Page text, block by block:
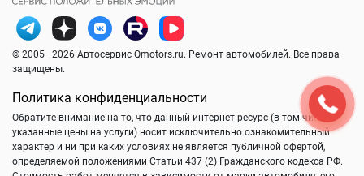
© 2005—2026 Автосервис Qmotors.ru. Ремонт автомобилей. Все права
защищены.
Политика конфиденциальности
Обратите внимание на то, что данный интернет-ресурс (в том числе
указанные цены на услуги) носит исключительно ознакомительный
характер и ни при каких условиях не является публичной офертой,
определяемой положениями Статьи 437 (2) Гражданского кодекса РФ.